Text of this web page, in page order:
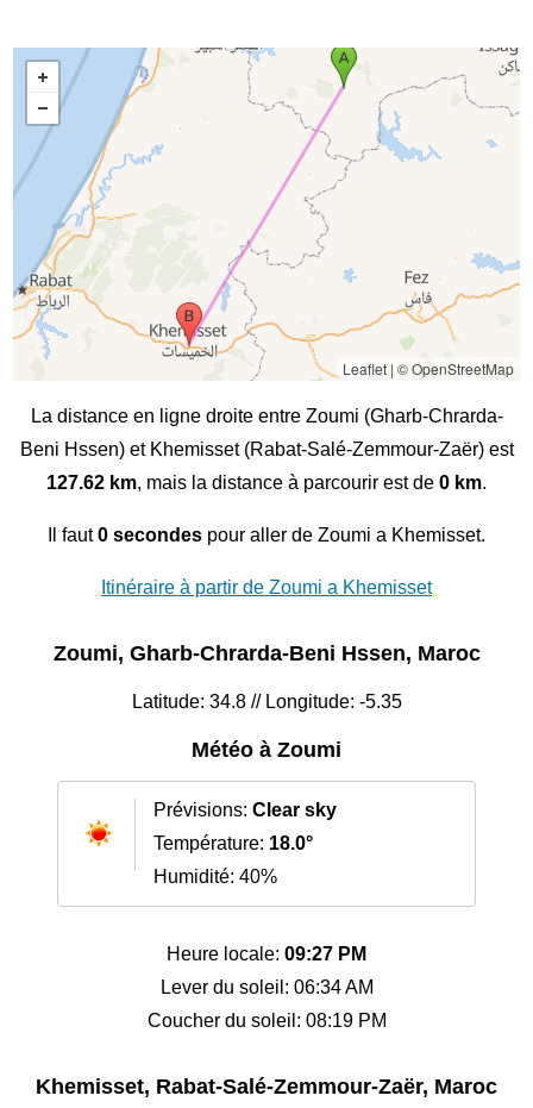
Leaflet| © OpenStreetMap
La distance en ligne droite entre Zoumi (Gharb-Chrarda-
Beni Hssen) et Khemisset (Rabat-Salé-Zemmour-Zaër) est
127.62 km, mais la distance à parcourir est de 0 km.
Il faut0 secondes pour aller de Zoumi a Khemisset.
Itinéraire à partir de Zoumi a Khemisset
Zoumi, Gharb-Chrarda-Beni Hssen, Maroc
Latitude: 34.8 // Longitude: -5.35
Météo à Zoumi
Prévisions: Clear sky
Température: 18.0°
Humidité: 40%
Heure locale: 09:27 PM
Lever du soleil: 06:34 AM
Coucher du soleil: 08:19 PM
Khemisset, Rabat-Salé-Zemmour-Zaër, Maroc